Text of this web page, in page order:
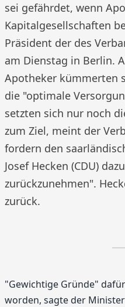
sei gefährdet, wenn
Kapitalgesellschaften
Präsident der des
am Dienstag in Berlin.
Apotheker kümmerten
die "optimale
setzten sich nur noch
zum Ziel, meint der
fordern den
Josef Hecken (CDU)
zurückzunehmen".
zurück.
"Gewichtige Gründe"
worden, sagte der